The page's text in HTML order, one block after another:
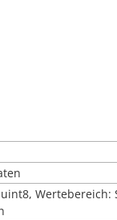
Wertebereich: